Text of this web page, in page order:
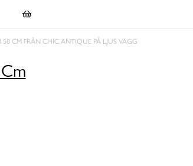
CM FRÅN CHIC ANTIQUE PÅ LJUS VÄGG